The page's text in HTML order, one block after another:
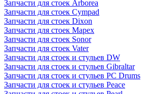
Запчасти для стоек Arborea
Запчасти для стоек Cympad
Запчасти для стоек Dixon
Запчасти для стоек Mapex
Запчасти для стоек Sonor
Запчасти для стоек Vater
Запчасти для стоек и стульев DW
Запчасти для стоек и стульев Gibraltar
Запчасти для стоек и стульев PC Drums
Запчасти для стоек и стульев Peace